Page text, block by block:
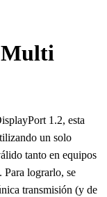
Multi
1.2, esta
un solo
tanto en equipos
Para lograrlo, se
transmisión (y de